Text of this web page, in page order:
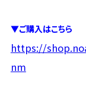
▼ご購入はこちら
https://
nm